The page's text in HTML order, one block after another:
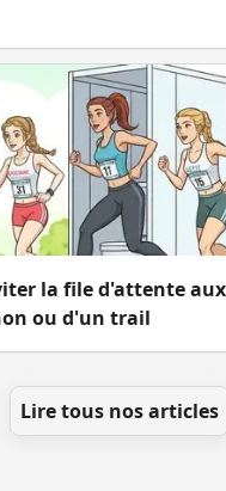
la file d'attente
ou d'un trail
Lire tous nos articles